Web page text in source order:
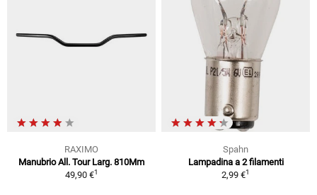
RAXIMO
Manubrio All. Tour Larg. 810Mm
49,90 €1
Spahn
Lampadina a 2 filamenti
2,99 €1